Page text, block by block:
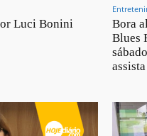
Luci Bonini
Bora
Blues
assista